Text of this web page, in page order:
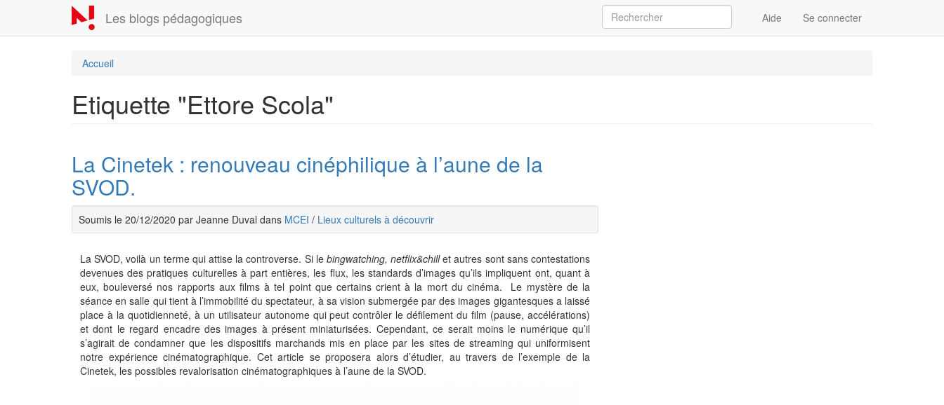
contenu
Les blogs pédagogiques Aide Se connecter
Accueil
Etiquette "Ettore Scola"
La Cinetek : renouveau cinéphilique à l’aune de la
SVOD.
Soumis le 20/12/2020 par Jeanne Duval dans MCEI / Lieux culturels à découvrir
La SVOD, voilà un terme qui attise la controverse. Si le bingwatching, netflix&chillet autres sont sans contestations
devenues des pratiques culturelles à part entières, les flux, les standards d’images qu’ils impliquent ont, quant à
eux, bouleversé nos rapports aux films à tel point que certains crient à la mort du cinéma. Le mystère de la
séance en salle qui tient à l’immobilité du spectateur, à sa vision submergée par des images gigantesques a laissé
place à la quotidienneté, à un utilisateur autonome qui peut contrôler le défilement du film (pause, accélérations)
et dont le regard encadre des images à présent miniaturisées. Cependant, ce serait moins le numérique qu’il
s’agirait de condamner que les dispositifs marchands mis en place par les sites de streaming qui uniformisent
notre expérience cinématographique. Cet article se proposera alors d’étudier, au travers de l’exemple de la
Cinetek, les possibles revalorisation cinématographiques à l’aune de la SVOD.